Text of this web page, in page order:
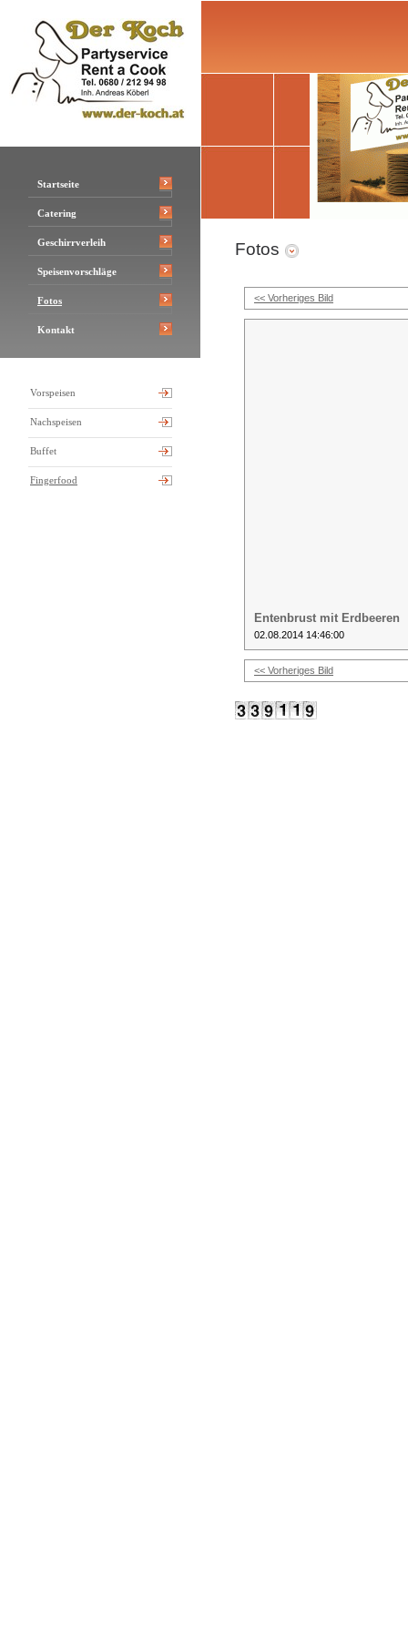
Startseite
Catering
Geschirrverleih
Speisenvorschläge
Fotos
Kontakt
Vorspeisen
Nachspeisen
Buffet
Fingerfood
Fotos
<< Vorheriges Bild
Entenbrust mit Erdbeeren
02.08.2014 14:46:00
<< Vorheriges Bild